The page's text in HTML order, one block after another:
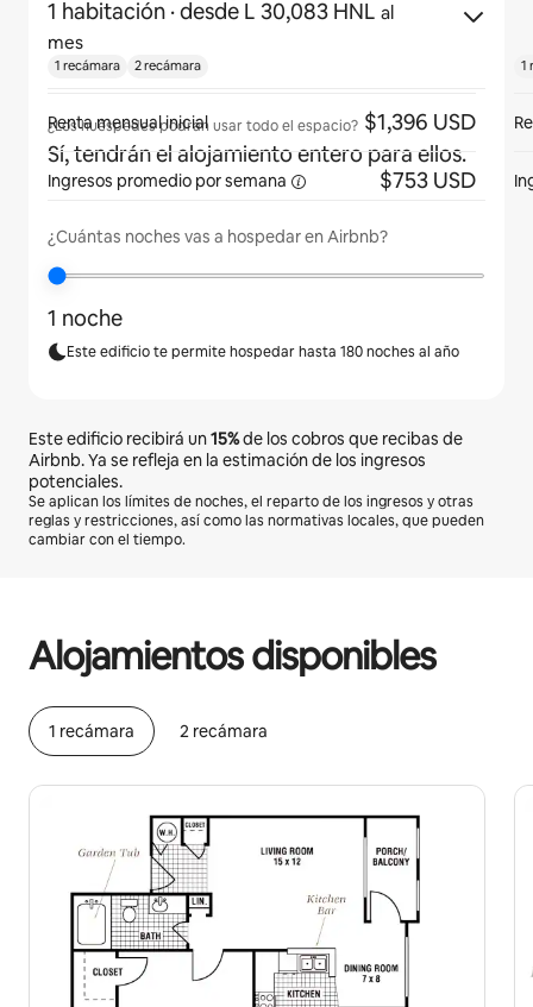
1 habitación · desde L 30,083 HNL al
mes
¿Los huéspedes podrán usar todo el espacio?
Sí, tendrán el alojamiento entero para ellos.
¿Cuántas noches vas a hospedar en Airbnb?
1 noche
Este edificio te permite hospedar hasta 180 noches al año
Este edificio recibirá un15%de los cobros que recibas de
Airbnb. Ya se refleja en la estimación de los ingresos
potenciales.
Se aplican los límites de noches, el reparto de los ingresos y otras
reglas y restricciones, así como las normativas locales, que pueden
cambiar con el tiempo.
Alojamientos disponibles
1 recámara 2 recámara
1 recámara 2 recámara
Renta mensual inicial $1,396 USD
Ingresos promedio porsemana $753 USD
1